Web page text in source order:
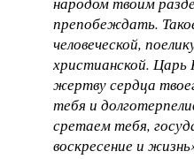
препобеждать.
человеческой,
христианской.
жертву сердца
тебя и
сретаем тебя,
воскресение и